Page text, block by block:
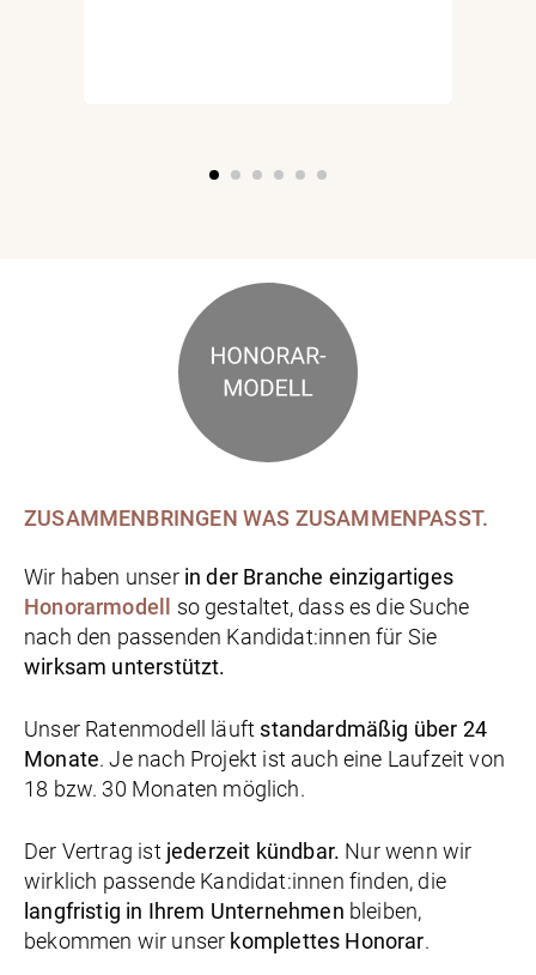
ZUSAMMENBRINGEN WAS ZUSAMMENPASST.
Wir haben unser in der Branche einzigartiges
Honorarmodell so gestaltet, dass es die Suche
nach den passenden Kandidat:innen für Sie
wirksam unterstützt.
Unser Ratenmodell läuft standardmäßig über 24
Monate. Je nach Projekt ist auch eine Laufzeit von
18 bzw. 30 Monaten möglich.
Der Vertrag ist jederzeit kündbar. Nur wenn wir
wirklich passende Kandidat:innen finden, die
langfristig in Ihrem Unternehmen bleiben,
bekommen wir unser komplettes Honorar.